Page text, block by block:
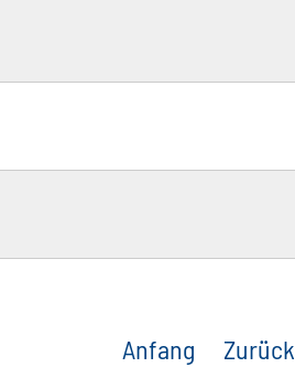
Anfang Zurück